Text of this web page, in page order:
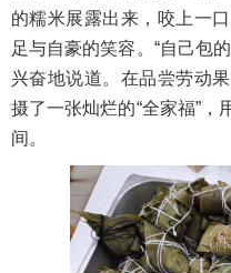
的糯米展露出来，咬上一
足与自豪的笑容。“自己包
兴奋地说道。在品尝劳动
摄了一张灿烂的“全家福”
间。